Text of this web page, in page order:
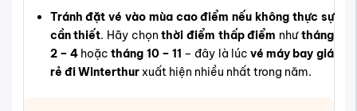
Tránh đặt vé vào mùa cao điểm nếu không thực sự
cần thiết. Hãy chọnthời điểm thấp điểm nhưtháng
2 – 4hoặctháng 10 – 11 – đây là lúc vé máy bay giá
rẻ đi Winterthurxuất hiện nhiều nhất trong năm.